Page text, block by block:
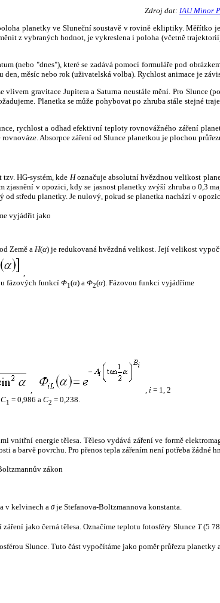
Zdroj dat: IAU Minor
planetky ve Sluneční soustavě v rovině ekliptiky.
z vybraných hodnot, je vykreslena i poloha (včetně
(nebo "dnes"), které se zadává pomocí formuláře pod
měsíc nebo rok (uživatelská volba). Rychlost animace je
vlivem gravitace Jupitera a Saturna neustále mění. Pro
Planetka se může pohybovat po zhruba stále
rychlost a odhad efektivní teploty rovnovážného záření
Absorpce záření od Slunce planetkou je plochou
HG-systém, kde Hoznačuje absolutní hvězdnou velikost
zjasnění v opozici, kdy se jasnost planetky zvýší zhruba o 0,3
od středu planetky. Je nulový, pokud se planetka nachází v
vyjádřit jako
Země a H(α) je redukovaná hvězdná velikost. Její velikost
,
fázových funkcí Φ1(α) a Φ2(α). Fázovou funkci vyjádříme
, , i = 1, 2
C1 = 0,986 a C2 = 0,238.
vnitřní energie tělesa. Těleso vydává záření ve formě
a barvě povrchu. Pro přenos tepla zářením není potřeba žádné
zákon
v kelvinech aσje Stefanova-Boltzmannova konstanta.
jako černá tělesa. Označíme teplotu fotosféry Slunce T(5
Slunce. Tuto část vypočítáme jako poměr průřezu